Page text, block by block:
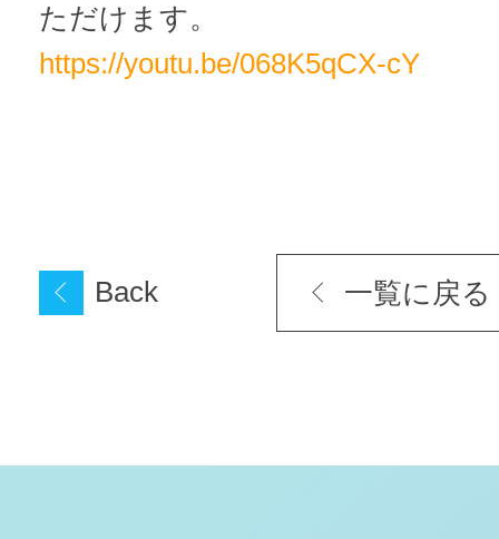
ただけます。
https://youtu.be/068K5qCX-cY
Back 一覧に戻る